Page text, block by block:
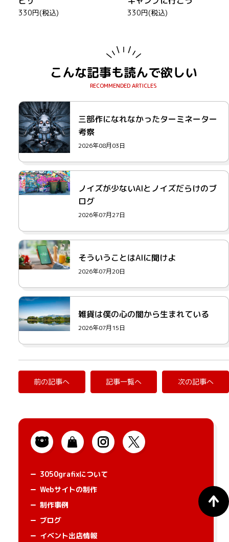
330円(税込) 330円(税込)
こんな記事も読んで欲しい
三部作になれなかったターミネーター
考察
2026年08月03日
ノイズが少ないAIとノイズだらけのブ
ログ
2026年07月27日
そういうことはAIに聞けよ
2026年07月20日
雑貨は僕の心の闇から生まれている
2026年07月15日
前の記事へ 記事一覧へ 次の記事へ
3050grafixについて
Webサイトの制作
制作事例
ブログ
イベント出店情報